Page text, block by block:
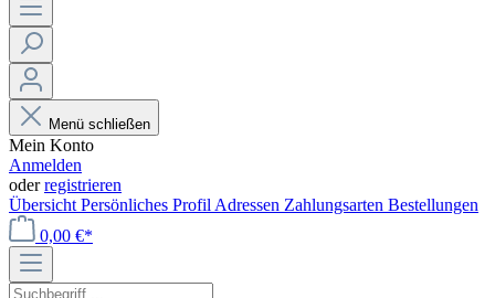
Menü schließen
Mein Konto
Anmelden
oderregistrieren
Übersicht Persönliches Profil Adressen Zahlungsarten Bestellungen
0,00 €*